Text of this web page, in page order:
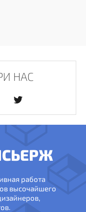
НАС
работа
высочайшего